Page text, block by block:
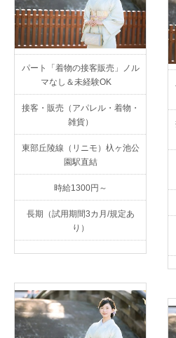
パート「着物の接客販売」ノル
マなし＆未経験OK
接客・販売（アパレル・着物・
雑貨）
東部丘陵線（リニモ）杁ヶ池公
園駅直結
時給1300円～
長期（試用期間3カ月/規定あ
り）